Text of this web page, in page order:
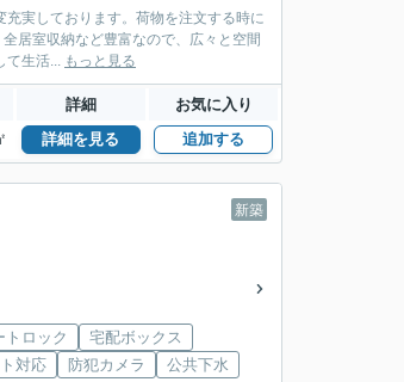
実しております。荷物を注文する時に
居室収納など豊富なので、広々と空間
て生活... もっと見る
詳細 お気に入り
詳細を見る 追加する
新築
トロック
宅配ボックス
対応
防犯カメラ 公共下水